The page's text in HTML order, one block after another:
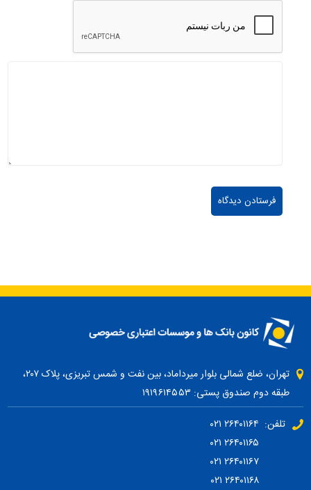
تهران، ضلع شمالی بلوار میرداماد، بین نفت و شمس تبریزی، پلاک ۲۰۷،
طبقه دوم صندوق پستی: ۱۹۱۹۶۱۴۵۵۳
تلفن: ۲۶۴۰۱۱۶۴ ۰۲۱
۲۶۴۰۱۱۶۷ ۰۲۱
۲۶۴۰۱۱۶۸ ۰۲۱